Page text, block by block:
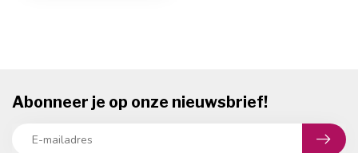
Abonneer je op onze nieuwsbrief!